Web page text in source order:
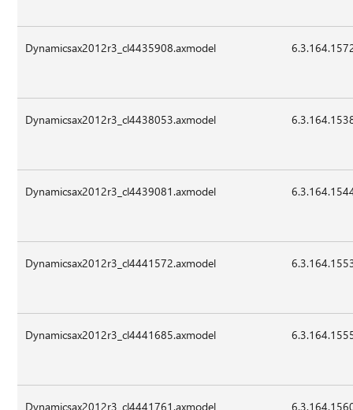
Dynamicsax2012r3_cl4435908.axmodel
Dynamicsax2012r3_cl4438053.axmodel
Dynamicsax2012r3_cl4439081.axmodel
Dynamicsax2012r3_cl4441572.axmodel
Dynamicsax2012r3_cl4441685.axmodel
Dynamicsax2012r3_cl4441761.axmodel